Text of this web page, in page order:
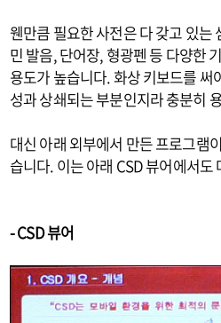
웬만큼 필요한 사전은 다 갖고 있는
민 발음, 단어장, 형광펜 등 다양한
용도가 높습니다. 화상 키보드를 써
성과 상쇄되는 부분인지라 충분히
대신 아래 외부에서 만든 프로그램
습니다. 이는 아래 CSD 뷰어에서도
- CSD 뷰어